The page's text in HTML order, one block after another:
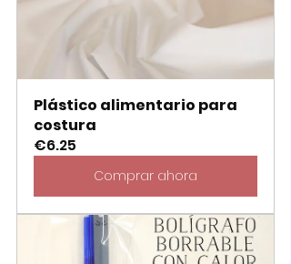
Plástico alimentario para
costura
€6.25
Comprar ahora